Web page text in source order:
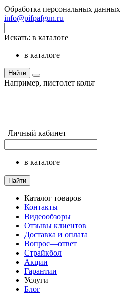
Обработка персональных данных
info@pifpafgun.ru
Искать: в каталоге
в каталоге
Найти
Например, пистолет кольт
Личный кабинет
в каталоге
Найти
Каталог товаров
Контакты
Видеообзоры
Отзывы клиентов
Доставка и оплата
Вопрос—ответ
Страйкбол
Акции
Гарантии
Услуги
Блог